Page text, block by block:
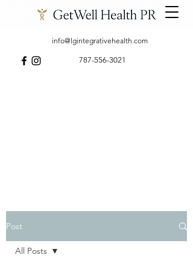
787-556-3021
info@lgintegrativehealth.com
Post
All Posts